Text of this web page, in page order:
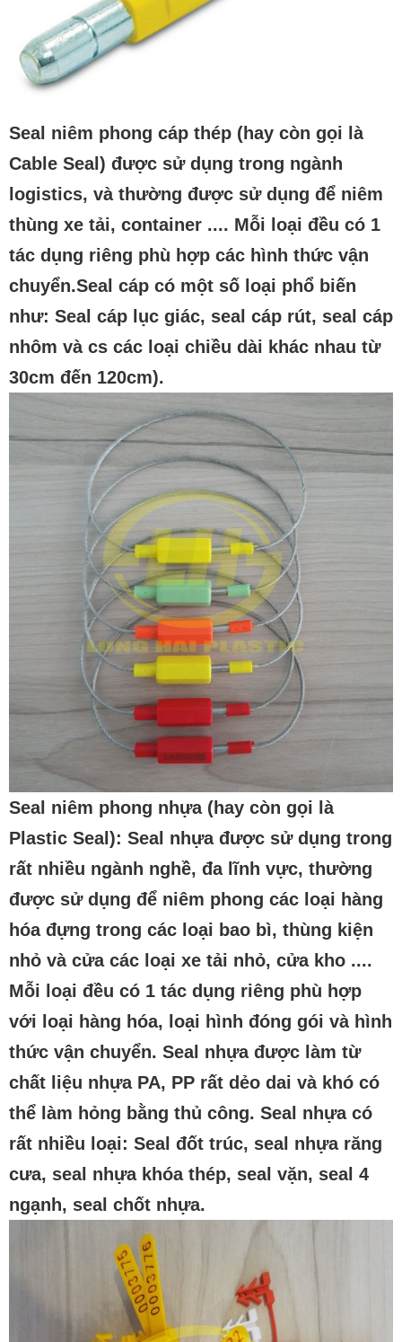
Seal niêm phong cáp thép (hay còn gọi là
Cable Seal) được sử dụng trong ngành
logistics, và thường được sử dụng để niêm
thùng xe tải, container .... Mỗi loại đều có 1
tác dụng riêng phù hợp các hình thức vận
chuyển.Seal cáp có một số loại phổ biến
như: Seal cáp lục giác, seal cáp rút, seal cáp
nhôm và cs các loại chiều dài khác nhau từ
30cm đến 120cm).
Seal niêm phong nhựa(hay còn gọi là
Plastic Seal): Seal nhựa được sử dụng trong
rất nhiều ngành nghề, đa lĩnh vực, thường
được sử dụng để niêm phong các loại hàng
hóa đựng trong các loại bao bì, thùng kiện
nhỏ và cửa các loại xe tải nhỏ, cửa kho ....
Mỗi loại đều có 1 tác dụng riêng phù hợp
với loại hàng hóa, loại hình đóng gói và hình
thức vận chuyển. Seal nhựa được làm từ
chất liệu nhựa PA, PP rất dẻo dai và khó có
thể làm hỏng bằng thủ công. Seal nhựa có
rất nhiều loại: Seal đốt trúc, seal nhựa răng
cưa, seal nhựa khóa thép, seal vặn, seal 4
ngạnh, seal chốt nhựa.